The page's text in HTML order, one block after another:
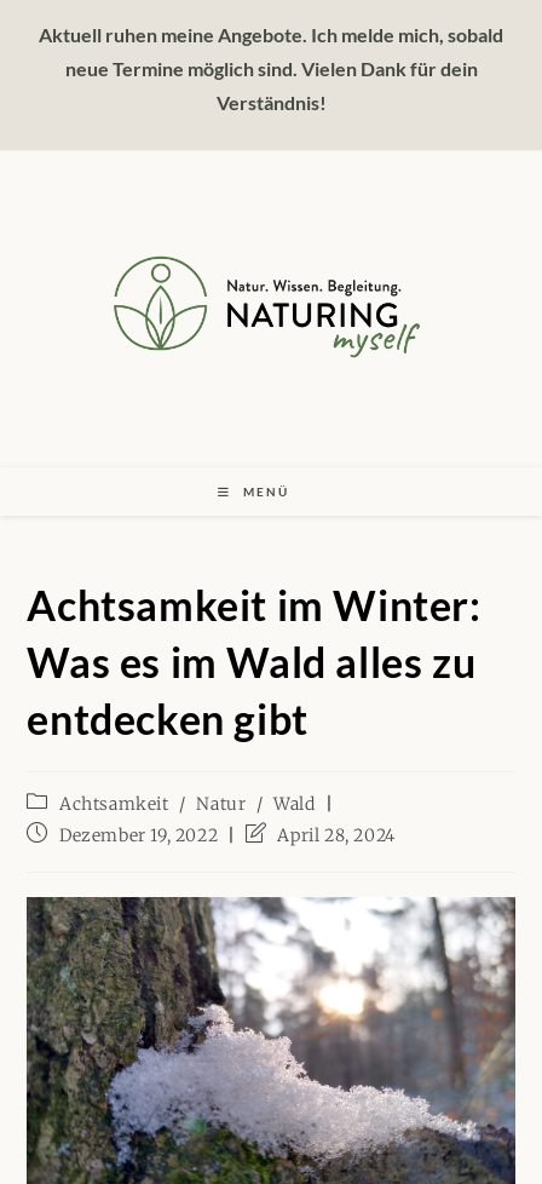
Inhalt
springen
Aktuell ruhen meine Angebote. Ich melde mich, sobald
neue Termine möglich sind. Vielen Dank für dein
Verständnis!
MENÜ
Achtsamkeit im Winter:
Was es im Wald alles zu
entdecken gibt
Beitrags-
Kategorie:
Achtsamkeit / Natur / Wald
BeitragDezember 19, 2022
Beitrag
am:
April 28, 2024